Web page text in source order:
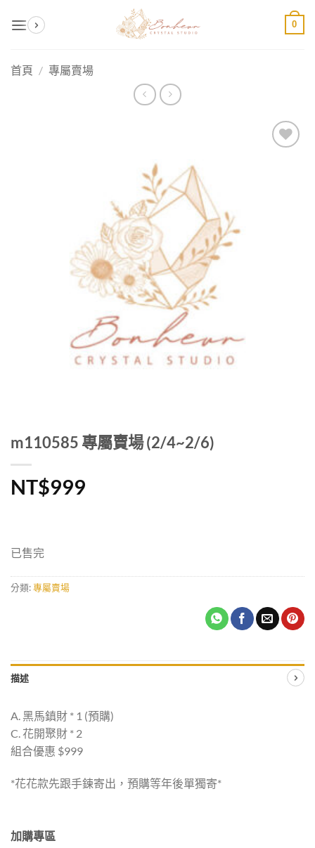
0
首頁 / 專屬賣場
m110585 專屬賣場 (2/4~2/6)
NT$999
已售完
分類:專屬賣場
描述
A. 黑馬鎮財 * 1 (預購)
C. 花開聚財 * 2
組合優惠 $999
*花花款先跟手鍊寄出，預購等年後單獨寄*
加購專區